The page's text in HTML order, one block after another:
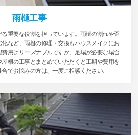
雨樋工事
重要な役割を担っています。雨樋の割れや歪
など、雨樋の修理・交換もハウスメイクにお
用はリーズナブルですが、足場が必要な場合
根の工事とまとめていただくと工期や費用を
でお悩みの方は、一度ご相談ください。